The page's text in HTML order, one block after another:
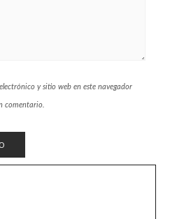
y sitio web en este navegador
comentario.